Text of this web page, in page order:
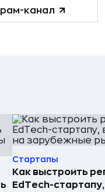
канал
Стартапы
Как выстроить
EdTech-стартапу,